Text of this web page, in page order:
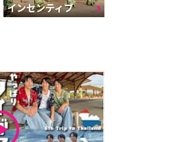
インセンティブ